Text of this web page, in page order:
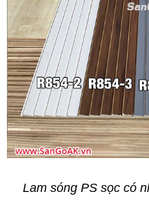
Lam sóng PS sọc có